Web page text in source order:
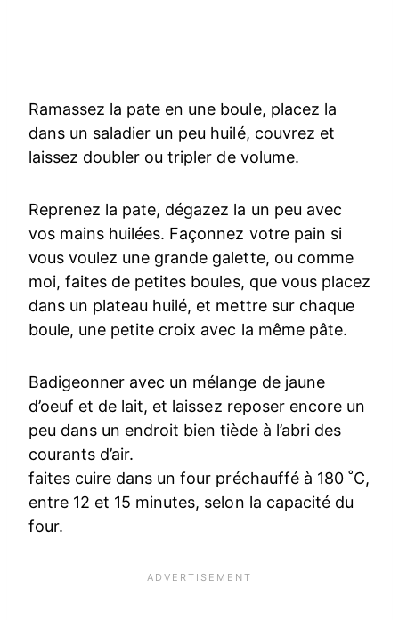
Ramassez la pate en une boule, placez la
dans un saladier un peu huilé, couvrez et
laissez doubler ou tripler de volume.
Reprenez la pate, dégazez la un peu avec
vos mains huilées. Façonnez votre pain si
vous voulez une grande galette, ou comme
moi, faites de petites boules, que vous placez
dans un plateau huilé, et mettre sur chaque
boule, une petite croix avec la même pâte.
Badigeonner avec un mélange de jaune
d’oeuf et de lait, et laissez reposer encore un
peu dans un endroit bien tiède à l’abri des
courants d’air.
faites cuire dans un four préchauffé à 180 ˚C,
entre 12 et 15 minutes, selon la capacité du
four.